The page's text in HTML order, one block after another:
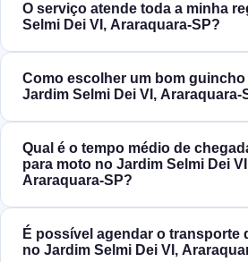
O serviço atende toda a minha
Selmi Dei VI, Araraquara‑SP?
Como escolher um bom
Jardim Selmi Dei VI,
Qual é o tempo médio de
para moto no Jardim Selmi Dei
Araraquara‑SP?
É possível agendar o transporte
no Jardim Selmi Dei VI,